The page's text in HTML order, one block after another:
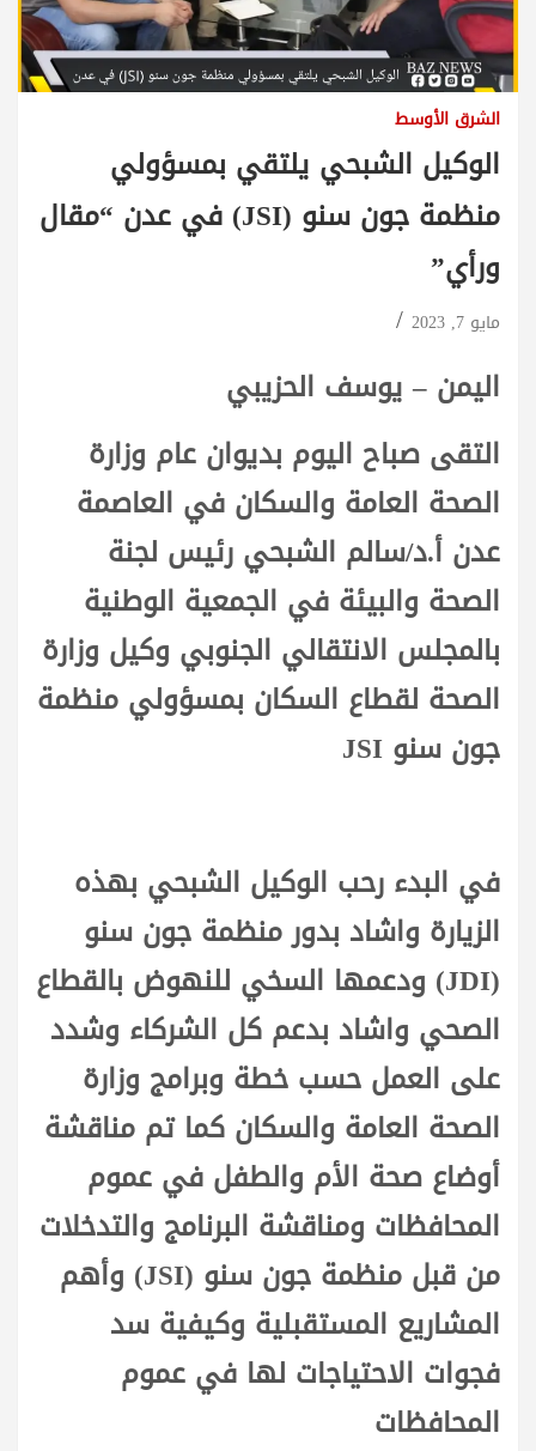
الشرق الأوسط
الوكيل الشبحي يلتقي بمسؤولي
منظمة جون سنو (JSI) في عدن “مقال
ورأي”
مايو 7, 2023
اليمن – يوسف الحزيبي
التقى صباح اليوم بديوان عام وزارة
الصحة العامة والسكان في العاصمة
عدن أ.د/سالم الشبحي رئيس لجنة
الصحة والبيئة في الجمعية الوطنية
بالمجلس الانتقالي الجنوبي وكيل وزارة
الصحة لقطاع السكان بمسؤولي منظمة
جون سنو JSI
في البدء رحب الوكيل الشبحي بهذه
الزيارة واشاد بدور منظمة جون سنو
(JDI) ودعمها السخي للنهوض بالقطاع
الصحي واشاد بدعم كل الشركاء وشدد
على العمل حسب خطة وبرامج وزارة
الصحة العامة والسكان كما تم مناقشة
أوضاع صحة الأم والطفل في عموم
المحافظات ومناقشة البرنامج والتدخلات
من قبل منظمة جون سنو (JSI) وأهم
المشاريع المستقبلية وكيفية سد
فجوات الاحتياجات لها في عموم
المحافظات